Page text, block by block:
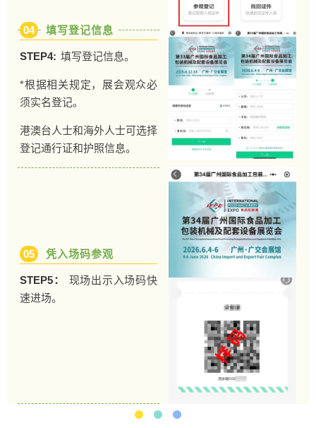
04 填写登记信息
STEP4: 填写登记信息。
*根据相关规定，展会观众必
须实名登记。
港澳台人士和海外人士可选择
登记通行证和护照信息。
05 凭入场码参观
STEP5：
现场出示入场码快
速进场。